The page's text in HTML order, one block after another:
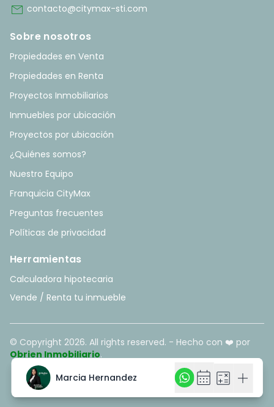
Marcia Hernandez calendar_month calculate add
Marcia Hernandez calendar_month calculate add
mail contacto@citymax-sti.com
Sobre nosotros
Propiedades en Venta
Propiedades en Renta
Proyectos Inmobiliarios
Inmuebles por ubicación
Proyectos por ubicación
¿Quiénes somos?
Nuestro Equipo
Franquicia CityMax
Preguntas frecuentes
Políticas de privacidad
Herramientas
Calculadora hipotecaria
Vende / Renta tu inmueble
© Copyright 2026. All rights reserved. - Hecho con ❤️ por
Obrien Inmobiliario.